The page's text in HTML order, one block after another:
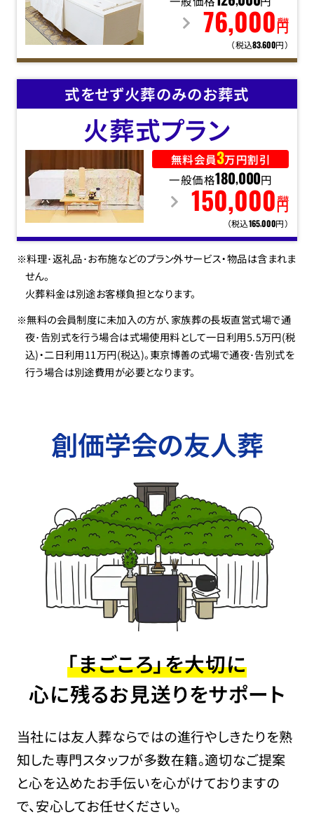
76,000 円
税抜
（税込83,600円）
式をせず火葬のみのお葬式
火葬式プラン
無料会員3万円割引
一般価格180,000円
150,000 円
税抜
（税込165,000円）
※料理･返礼品･お布施などのプラン外サービス・物品は含まれま
せん。
火葬料金は別途お客様負担となります。
※無料の会員制度に未加入の方が、家族葬の長坂直営式場で通
夜･告別式を行う場合は式場使用料として一日利用5.5万円(税
込)・二日利用11万円(税込)。東京博善の式場で通夜･告別式を
行う場合は別途費用が必要となります。
創価学会の友人葬
「まごころ」を大切に
心に残るお見送りをサポート
当社には友人葬ならではの進行やしきたりを熟
知した専門スタッフが多数在籍。適切なご提案
と心を込めたお手伝いを心がけておりますの
で、安心してお任せください。